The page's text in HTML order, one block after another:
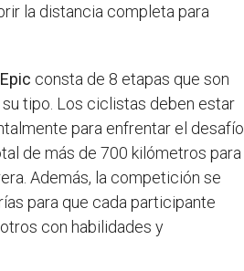
la distancia completa para
consta de 8 etapas que son
tipo. Los ciclistas deben estar
para enfrentar el desafío
de más de 700 kilómetros para
Además, la competición se
para que cada participante
con habilidades y